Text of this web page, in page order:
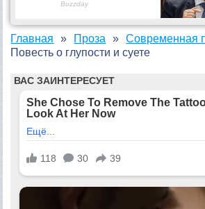
Главная Проза Современная
Повесть о глупости и суете